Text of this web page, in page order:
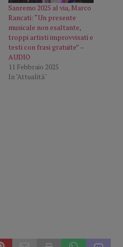
Sanremo 2025 al via, Marco
Rancati: “Un presente
musicale non esaltante,
troppi artisti improvvisati e
testi con frasi gratuite” –
AUDIO
11 Febbraio 2025
In "Attualità"